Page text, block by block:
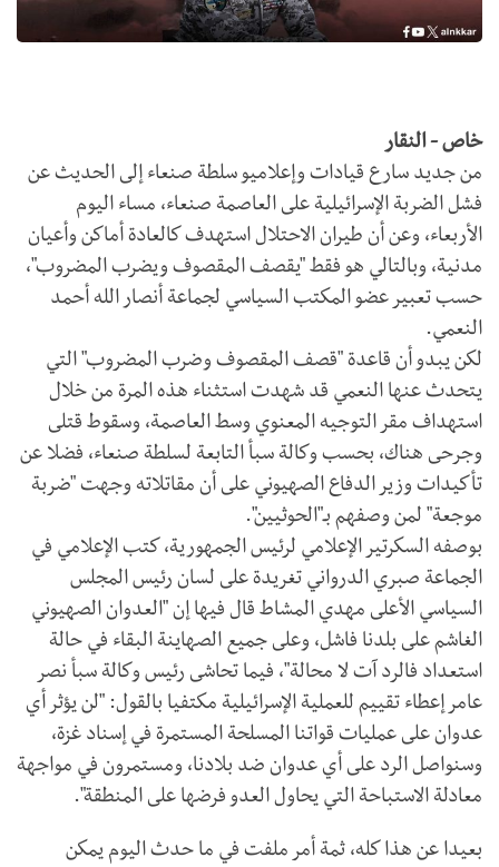
خاص - النقار
من جديد سارع قيادات وإعلاميو سلطة صنعاء إلى الحديث عن
فشل الضربة الإسرائيلية على العاصمة صنعاء، مساء اليوم
الأربعاء، وعن أن طيران الاحتلال استهدف كالعادة أماكن وأعيان
مدنية، وبالتالي هو فقط "يقصف المقصوف ويضرب المضروب"،
حسب تعبير عضو المكتب السياسي لجماعة أنصار الله أحمد
النعمي.
لكن يبدو أن قاعدة "قصف المقصوف وضرب المضروب" التي
يتحدث عنها النعمي قد شهدت استثناء هذه المرة من خلال
استهداف مقر التوجيه المعنوي وسط العاصمة، وسقوط قتلى
وجرحى هناك، بحسب وكالة سبأ التابعة لسلطة صنعاء، فضلا عن
تأكيدات وزير الدفاع الصهيوني على أن مقاتلاته وجهت "ضربة
موجعة" لمن وصفهم بـ"الحوثيين".
بوصفه السكرتير الإعلامي لرئيس الجمهورية، كتب الإعلامي في
الجماعة صبري الدرواني تغريدة على لسان رئيس المجلس
السياسي الأعلى مهدي المشاط قال فيها إن "العدوان الصهيوني
الغاشم على بلدنا فاشل، وعلى جميع الصهاينة البقاء في حالة
استعداد فالرد آت لا محالة"، فيما تحاشى رئيس وكالة سبأ نصر
عامر إعطاء تقييم للعملية الإسرائيلية مكتفيا بالقول: "لن يؤثر أي
عدوان على عمليات قواتنا المسلحة المستمرة في إسناد غزة،
وسنواصل الرد على أي عدوان ضد بلادنا، ومستمرون في مواجهة
معادلة الاستباحة التي يحاول العدو فرضها على المنطقة".
بعيدا عن هذا كله، ثمة أمر ملفت في ما حدث اليوم يمكن